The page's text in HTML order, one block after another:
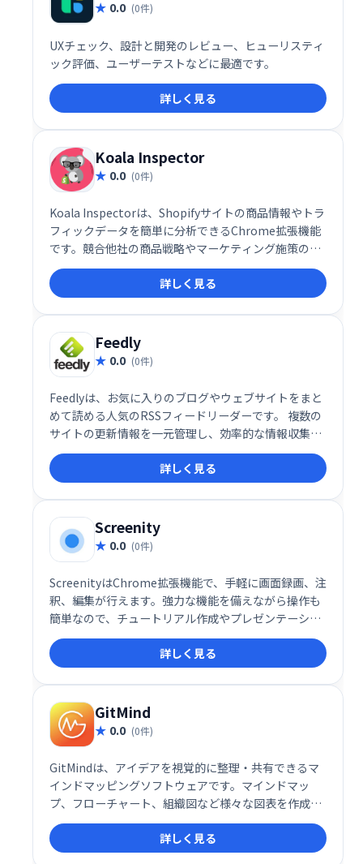
0.0 (0件)
UXチェック、設計と開発のレビュー、ヒューリスティ
ック評価、ユーザーテストなどに最適です。
詳しく見る
Koala Inspector
0.0 (0件)
Koala Inspectorは、Shopifyサイトの商品情報やトラ
フィックデータを簡単に分析できるChrome拡張機能
です。競合他社の商品戦略やマーケティング施策の調
査に役立ち、ビジネスチャンスの発見を支援します。
多くのユーザーから高い評価を得ており、Shopifyビ
ジネスの成功に貢献します。
詳しく見る
Feedly
0.0 (0件)
Feedlyは、お気に入りのブログやウェブサイトをまと
めて読める人気のRSSフィードリーダーです。 複数の
サイトの更新情報を一元管理し、効率的な情報収集を
可能にします。フィードリーダーとしての機能に加
え、便利な追加機能も備えています。手軽に情報収集
を始めたい方におすすめです。
詳しく見る
Screenity
0.0 (0件)
ScreenityはChrome拡張機能で、手軽に画面録画、注
釈、編集が行えます。強力な機能を備えながら操作も
簡単なので、チュートリアル作成やプレゼンテーショ
ン、学習記録などに最適です。Chromeユーザー必携
のスクリーンレコーダーとして、効率的な動画制作を
サポートします。
詳しく見る
GitMind
0.0 (0件)
GitMindは、アイデアを視覚的に整理・共有できるマ
インドマッピングソフトウェアです。マインドマッ
プ、フローチャート、組織図など様々な図表を作成で
き、思考の整理やチームでのブレインストーミングに
最適
詳しく見る